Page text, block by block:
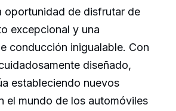
oportunidad de disfrutar de
excepcional y una
conducción inigualable. Con
diseñado,
estableciendo nuevos
el mundo de los automóviles